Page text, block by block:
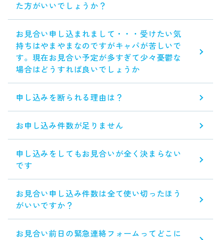
た方がいいでしょうか？
お見合い申し込まれまして・・・受けたい気
持ちはやまやまなのですがキャパが苦しいで
す。現在お見合い予定が多すぎて少々憂鬱な
場合はどうすれば良いでしょうか
申し込みを断られる理由は？
お申し込み件数が足りません
申し込みをしてもお見合いが全く決まらない
です
お見合い申し込み件数は全て使い切ったほう
がいいですか？
お見合い前日の緊急連絡フォームってどこに